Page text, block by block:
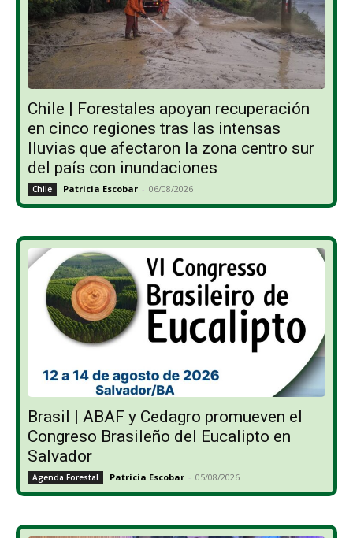
Chile | Forestales apoyan recuperación
en cinco regiones tras las intensas
lluvias que afectaron la zona centro sur
del país con inundaciones
Chile Patricia Escobar - 06/08/2026
Brasil | ABAF y Cedagro promueven el
Congreso Brasileño del Eucalipto en
Salvador
Agenda Forestal Patricia Escobar - 05/08/2026